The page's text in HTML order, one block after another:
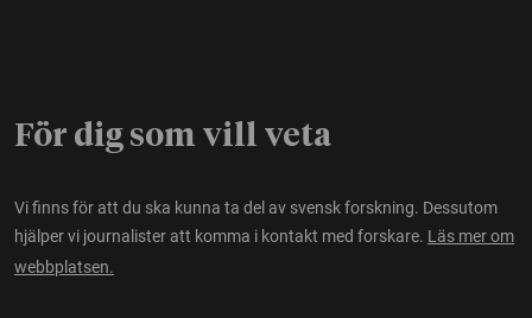
För dig som vill veta
Vi finns för att du ska kunna ta del av svensk forskning. Dessutom
hjälper vi journalister att komma i kontakt med forskare. Läs mer om
webbplatsen.